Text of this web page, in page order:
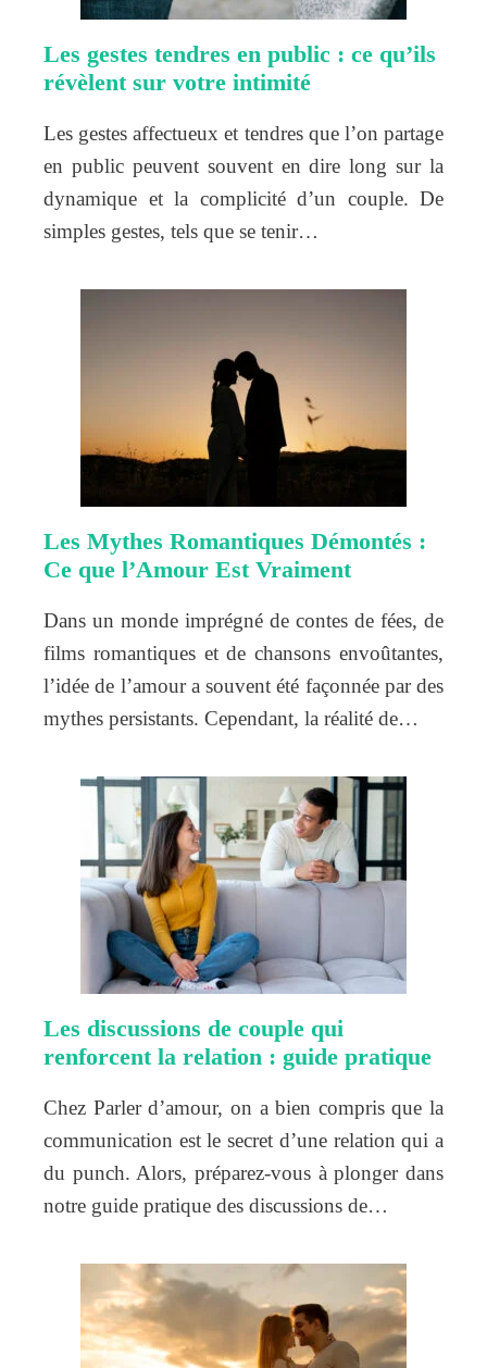
Les gestes tendres en public : ce qu’ils
révèlent sur votre intimité
Les gestes affectueux et tendres que l’on partage
en public peuvent souvent en dire long sur la
dynamique et la complicité d’un couple. De
simples gestes, tels que se tenir…
Les Mythes Romantiques Démontés :
Ce que l’Amour Est Vraiment
Dans un monde imprégné de contes de fées, de
films romantiques et de chansons envoûtantes,
l’idée de l’amour a souvent été façonnée par des
mythes persistants. Cependant, la réalité de…
Les discussions de couple qui
renforcent la relation : guide pratique
Chez Parler d’amour, on a bien compris que la
communication est le secret d’une relation qui a
du punch. Alors, préparez-vous à plonger dans
notre guide pratique des discussions de…